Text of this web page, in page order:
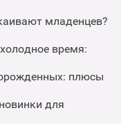
младенцев?
время:
плюсы
для